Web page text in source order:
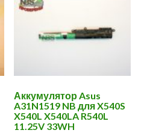
Аккумулятор Asus
A31N1519 NB для X540S
X540L X540LA R540L
11.25V 33WH